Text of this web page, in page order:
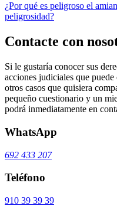
¿Por qué es peligroso el
peligrosidad?
Contacte con
Si le gustaría conocer sus
acciones judiciales que
otros casos que quisiera
pequeño cuestionario y un
podrá inmediatamente en
WhatsApp
692 433 207
Teléfono
910 39 39 39